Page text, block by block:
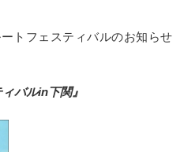
トフェスティバルのお知らせ
バルin下関』